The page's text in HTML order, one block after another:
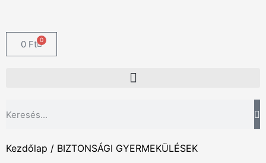
0 Ft 0
Kezdőlap / BIZTONSÁGI GYERMEKÜLÉSEK